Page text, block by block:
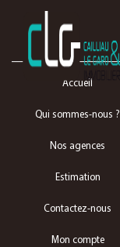
Accueil
Qui sommes-nous ?
Nos agences
Estimation
Contactez-nous
Mon compte